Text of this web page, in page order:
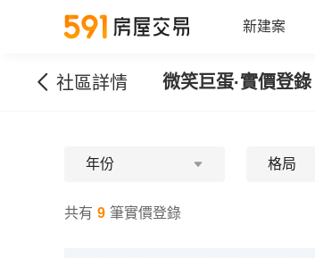
新建案
社區詳情 微笑巨蛋·實價登錄
年份 格局
共有 9 筆實價登錄